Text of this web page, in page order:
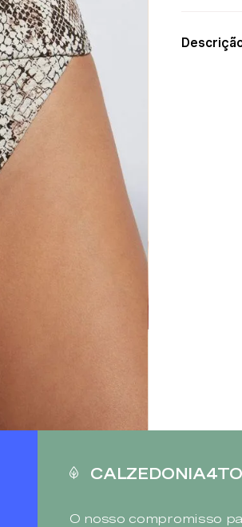
O nosso compromisso